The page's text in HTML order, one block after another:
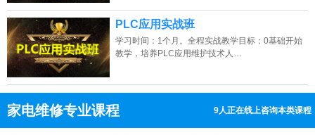
PLC应用实战班
学习时间：1个月。全程实战教学目标：0基础开始
教学，培养PLC应用维护技术人…
家电维修专业课程 9人正在线上咨询本类课程